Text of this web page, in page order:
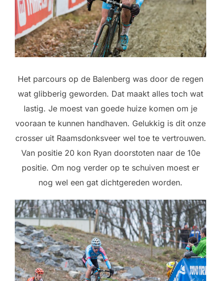
Het parcours op de Balenberg was door de regen
wat glibberig geworden. Dat maakt alles toch wat
lastig. Je moest van goede huize komen om je
vooraan te kunnen handhaven. Gelukkig is dit onze
crosser uit Raamsdonksveer wel toe te vertrouwen.
Van positie 20 kon Ryan doorstoten naar de 10e
positie. Om nog verder op te schuiven moest er
nog wel een gat dichtgereden worden.